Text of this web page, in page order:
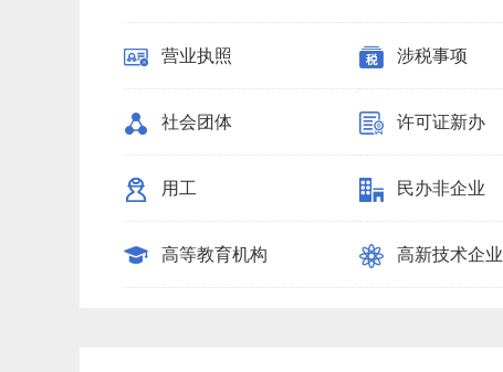
营业执照 涉税事项
社会团体 许可证新办
用工 民办非企业
高等教育机构 高新技术企业